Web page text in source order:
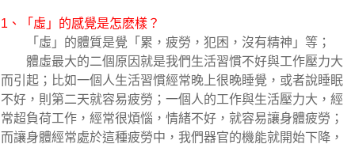
1、「虛」的感覺是怎麽樣？
「虛」的體質是覺「累，疲勞，犯困，沒有精神」等；
體虛最大的二個原因就是我們生活習慣不好與工作壓力大
而引起；比如一個人生活習慣經常晚上很晚睡覺，或者說睡眠
不好，則第二天就容易疲勞；一個人的工作與生活壓力大，經
常超負荷工作，經常很煩惱，情緒不好，就容易讓身體疲勞；
而讓身體經常處於這種疲勞中，我們器官的機能就開始下降，